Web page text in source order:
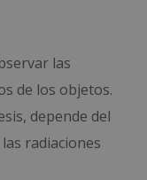
las
de los objetos.
depende del
radiaciones